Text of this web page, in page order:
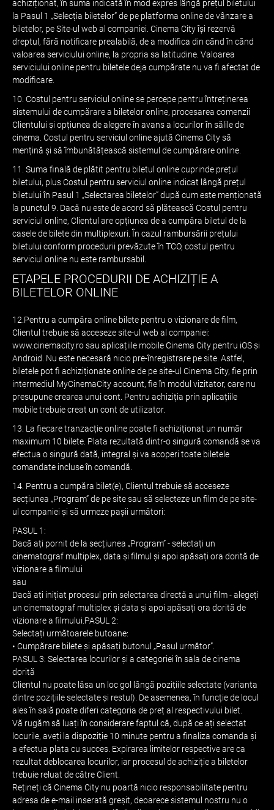
achiziționat, în suma indicată în mod expres lângă prețul biletului
la Pasul 1 „Selecția biletelor” de pe platforma online de vânzare a
biletelor, pe Site-ul web al companiei. Cinema City își rezervă
dreptul, fără notificare prealabilă, de a modifica din când în când
valoarea serviciului online, la propria sa latitudine. Valoarea
serviciului online pentru biletele deja cumpărate nu va fi afectat de
modificare.
10. Costul pentru serviciul online se percepe pentru întreținerea
sistemului de cumpărare a biletelor online, procesarea comenzii
Clientului și opțiunea de alegere în avans a locurilor în sălile de
cinema. Costul pentru serviciul online ajută Cinema City să
mențină și să îmbunătățească sistemul de cumpărare online.
11. Suma finală de plătit pentru biletul online cuprinde prețul
biletului, plus Costul pentru serviciul online indicat lângă prețul
biletului în Pasul 1 „Selectarea biletelor” după cum este menționată
la punctul 9. Dacă nu este de acord să plătească Costul pentru
serviciul online, Clientul are opțiunea de a cumpăra biletul de la
casele de bilete din multiplexuri. În cazul rambursării prețului
biletului conform procedurii prevăzute în TCO, costul pentru
serviciul online nu este rambursabil.
ETAPELE PROCEDURII DE ACHIZIȚIE A
BILETELOR ONLINE
12.Pentru a cumpăra online bilete pentru o vizionare de film,
Clientul trebuie să acceseze site-ul web al companiei:
www.cinemacity.rо sau aplicațiile mobile Cinema City pentru iOS și
Android. Nu este necesară nicio pre-înregistrare pe site. Astfel,
biletele pot fi achiziționate online de pe site-ul Cinema City, fie prin
intermediul MyCinemaCity account, fie în modul vizitator, care nu
presupune crearea unui cont. Pentru achiziția prin aplicațiile
mobile trebuie creat un cont de utilizator.
13. La fiecare tranzacție online poate fi achiziționat un număr
maximum 10 bilete. Plata rezultată dintr-o singură comandă se va
efectua o singură dată, integral și va acoperi toate biletele
comandate incluse în comandă.
14. Pentru a cumpăra bilet(e), Clientul trebuie să acceseze
secțiunea „Program” de pe site sau să selecteze un film de pe site-
ul companiei și să urmeze pașii următori:
PASUL 1:
Dacă ați pornit de la secțiunea „Program” - selectați un
cinematograf multiplex, data și filmul și apoi apăsați ora dorită de
vizionare a filmului
sau
Dacă ați inițiat procesul prin selectarea directă a unui film - alegeți
un cinematograf multiplex și data și apoi apăsați ora dorită de
vizionare a filmului.PASUL 2:
Selectați următoarele butoane:
• Cumpărare bilete și apăsați butonul „Pasul următor”.
PASUL 3: Selectarea locurilor și a categoriei în sala de cinema
dorită
Clientul nu poate lăsa un loc gol lângă pozițiile selectate (varianta
dintre pozițiile selectate și restul). De asemenea, în funcție de locul
ales în sală poate diferi categoria de preț al respectivului bilet.
Vă rugăm să luați în considerare faptul că, după ce ați selectat
locurile, aveți la dispoziție 10 minute pentru a finaliza comanda și
a efectua plata cu succes. Expirarea limitelor respective are ca
rezultat deblocarea locurilor, iar procesul de achiziție a biletelor
trebuie reluat de către Client.
Rețineți că Cinema City nu poartă nicio responsabilitate pentru
adresa de e-mail inserată greșit, deoarece sistemul nostru nu o